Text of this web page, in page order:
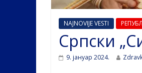
NAJNOVIJE VESTI
Српски
9. јануар 2024.